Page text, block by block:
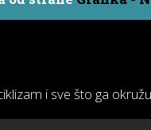
i sve što ga